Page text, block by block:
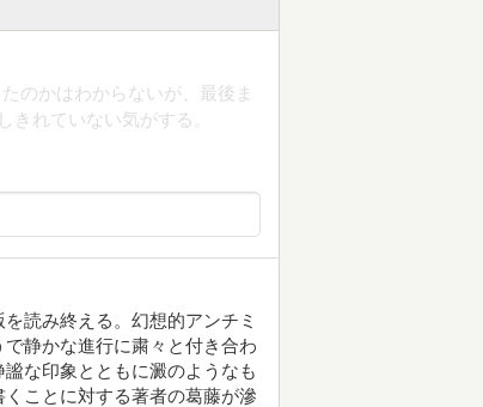
のかはわからないが、最後ま
れていない気がする。
読み終える。幻想的アンチミ
静かな進行に粛々と付き合わ
な印象とともに澱のようなも
ことに対する著者の葛藤が滲